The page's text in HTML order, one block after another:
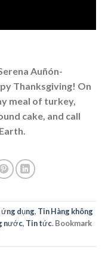
Auñón-
Thanksgiving! On
meal of turkey,
cake, and call
dụng, Tin Hàng không
nước, Tin tức. Bookmark